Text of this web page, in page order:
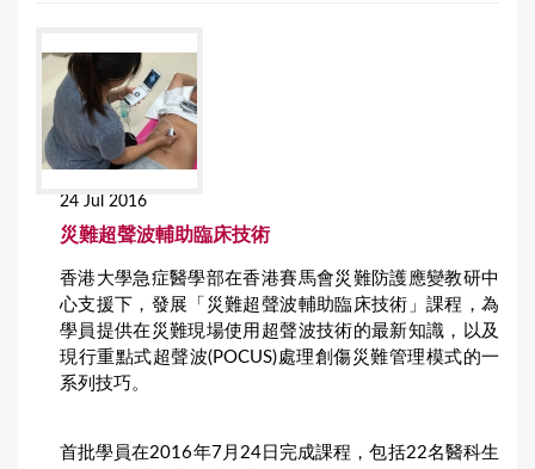
24 Jul 2016
災難超聲波輔助臨床技術
香港大學急症醫學部在香港賽馬會災難防護應變教研中
心支援下，發展「災難超聲波輔助臨床技術」課程，為
學員提供在災難現場使用超聲波技術的最新知識，以及
現行重點式超聲波(POCUS)處理創傷災難管理模式的一
系列技巧。
首批學員在2016年7月24日完成課程，包括22名醫科生